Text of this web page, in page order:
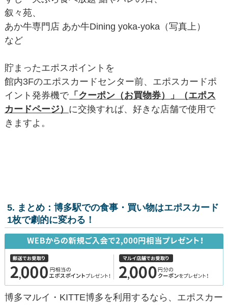
叙々苑、
あか牛専門店 あか牛Dining yoka-yoka（写真上）
など
貯まったエポスポイントを
館内3Fのエポスカードセンター前、エポスカードポ
イント発券機で「クーポン（お買物券）」（エポス
カードページ） に交換すれば、好きな店舗で使用で
きますよ。
5. まとめ：博多駅での食事・買い物はエポスカード
1枚で劇的に変わる！
博多マルイ・KITTE博多を利用するなら、エポスカー